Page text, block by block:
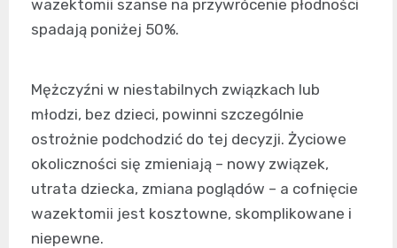
wazektomii szanse na przywrócenie płodności
spadają poniżej 50%.
Mężczyźni w niestabilnych związkach lub
młodzi, bez dzieci, powinni szczególnie
ostrożnie podchodzić do tej decyzji. Życiowe
okoliczności się zmieniają – nowy związek,
utrata dziecka, zmiana poglądów – a cofnięcie
wazektomii jest kosztowne, skomplikowane i
niepewne.